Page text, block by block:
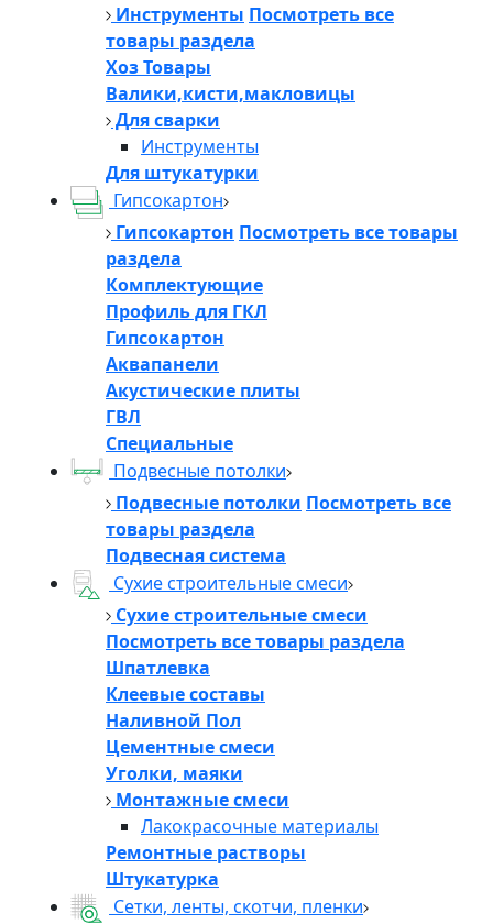
Инструменты Посмотреть все
товары раздела
Хоз Товары
Валики,кисти,макловицы
Для сварки
Инструменты
Для штукатурки
Гипсокартон
Гипсокартон Посмотреть все товары
раздела
Комплектующие
Профиль для ГКЛ
Гипсокартон
Аквапанели
Акустические плиты
ГВЛ
Специальные
Подвесные потолки
Подвесные потолки Посмотреть все
товары раздела
Подвесная система
Сухие строительные смеси
Сухие строительные смеси
Посмотреть все товары раздела
Шпатлевка
Клеевые составы
Наливной Пол
Цементные смеси
Уголки, маяки
Монтажные смеси
Лакокрасочные материалы
Ремонтные растворы
Штукатурка
Сетки, ленты, скотчи, пленки